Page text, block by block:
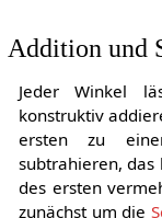
Addition und
Jeder Winkel
konstruktiv
ersten zu
subtrahieren,
des ersten
zunächst um die